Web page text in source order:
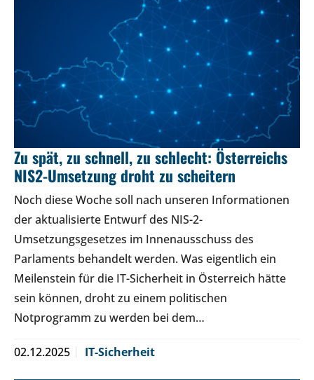
Zu spät, zu schnell, zu schlecht: Österreichs
NIS2-Umsetzung droht zu scheitern
Noch diese Woche soll nach unseren Informationen
der aktualisierte Entwurf des NIS-2-
Umsetzungsgesetzes im Innenausschuss des
Parlaments behandelt werden. Was eigentlich ein
Meilenstein für die IT-Sicherheit in Österreich hätte
sein können, droht zu einem politischen
Notprogramm zu werden bei dem…
02.12.2025 IT-Sicherheit